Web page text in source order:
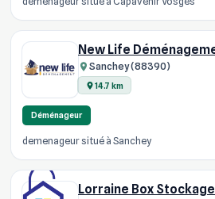
Sanchey (88390)
14.7 km
Déménageur
demenageur situé à Sanchey
Lorraine Box Stockage